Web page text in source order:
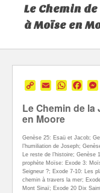
Le Chemin
à Moïse en
CopyEmail
Le Chemin de
en Moore
Genèse 25: Esaü et Jacob;
l’humiliation de Joseph;
Le reste de l’histoire; Genèse
prophète Moïse: Exode 3:
Seigneur ?; Exode 7-10: Les
chemin à travers la mer;
Mont Sinaï; Exode 20 Dix